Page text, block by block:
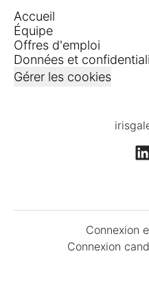
Accueil
Équipe
Offres d'emploi
Données et
Gérer les cookies
Connexion
Connexion